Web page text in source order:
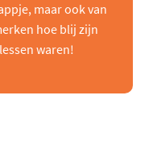
maar ook van
hoe blij zijn
waren!